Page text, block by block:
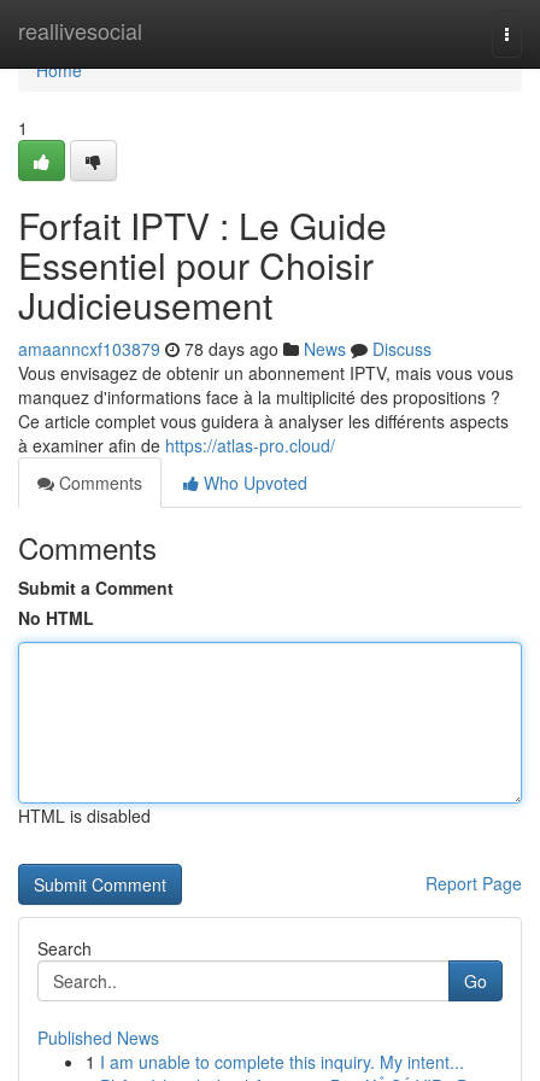
reallivesocial
Home
Home
1
Forfait IPTV : Le Guide
Essentiel pour Choisir
Judicieusement
amaanncxf103879 78 days ago News
Discuss
Vous envisagez de obtenir un abonnement IPTV, mais vous vous
manquez d'informations face à la multiplicité des propositions ?
Ce article complet vous guidera à analyser les différents aspects
à examiner afin de https://atlas-pro.cloud/
Comments
Who Upvoted
Comments
Submit a Comment
No HTML
HTML is disabled
Report Page
Search
Go
Published News
1 I am unable to complete this inquiry. My intent...